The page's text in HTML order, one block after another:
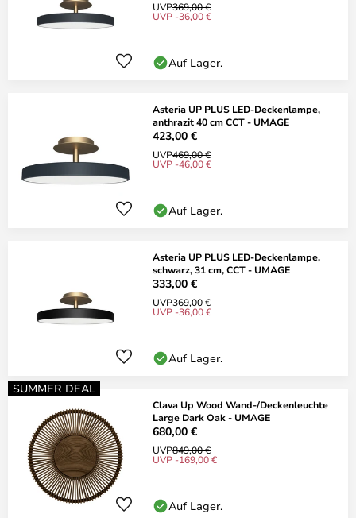
UVP369,00 €
UVP -36,00 €
Auf Lager.
Asteria UP PLUS LED-Deckenlampe,
anthrazit 40 cm CCT - UMAGE
423,00 €
UVP469,00 €
UVP -46,00 €
Auf Lager.
Asteria UP PLUS LED-Deckenlampe,
schwarz, 31 cm, CCT - UMAGE
333,00 €
UVP369,00 €
UVP -36,00 €
Auf Lager.
SUMMER DEAL
Clava Up Wood Wand-/Deckenleuchte
Large Dark Oak - UMAGE
680,00 €
UVP849,00 €
UVP -169,00 €
Auf Lager.